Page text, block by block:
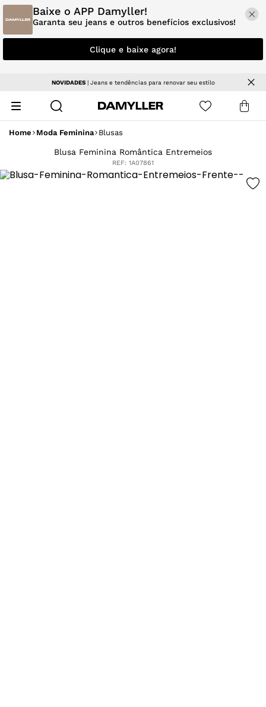
Baixe o APP Damyller!
Garanta seu jeans e outros benefícios exclusivos!
Clique e baixe agora!
NOVIDADES| Jeans e tendências para renovar seu estilo
Home Moda Feminina Blusas
Blusa Feminina Romântica Entremeios
REF: 1A07861